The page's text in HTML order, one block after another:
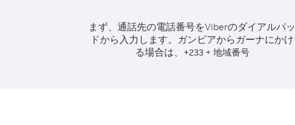
まず、通話先の電話番号をViberのダイアルパッ
ドから入力します。 ガンビアからガーナにかけ
る場合は、
+233+ 地域番号